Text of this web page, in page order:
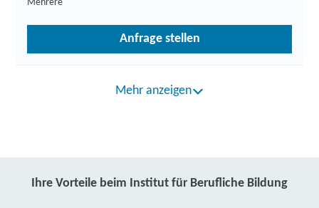
Mehrere
Anfrage stellen
Mehr anzeigen
Ihre Vorteile beim Institut für Berufliche Bildung